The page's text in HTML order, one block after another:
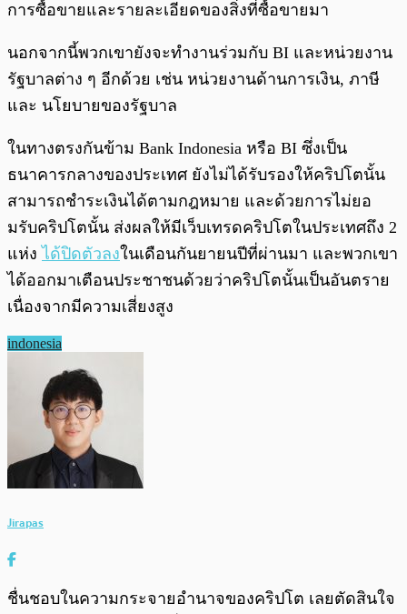
การซื้อขายและรายละเอียดของสิ่งที่ซื้อขายมา
นอกจากนี้พวกเขายังจะทำงานร่วมกับ BI และหน่วยงาน
รัฐบาลต่าง ๆ อีกด้วย เช่น หน่วยงานด้านการเงิน, ภาษี
และ นโยบายของรัฐบาล
ในทางตรงกันข้าม Bank Indonesia หรือ BI ซึ่งเป็น
ธนาคารกลางของประเทศ ยังไม่ได้รับรองให้คริปโตนั้น
สามารถชำระเงินได้ตามกฎหมาย และด้วยการไม่ยอ
มรับคริปโตนั้น ส่งผลให้มีเว็บเทรดคริปโตในประเทศถึง 2
แห่ง ได้ปิดตัวลงในเดือนกันยายนปีที่ผ่านมา และพวกเขา
ได้ออกมาเตือนประชาชนด้วยว่าคริปโตนั้นเป็นอันตราย
เนื่องจากมีความเสี่ยงสูง
indonesia
Jirapas
ชื่นชอบในความกระจายอำนาจของคริปโต เลยตัดสินใจ